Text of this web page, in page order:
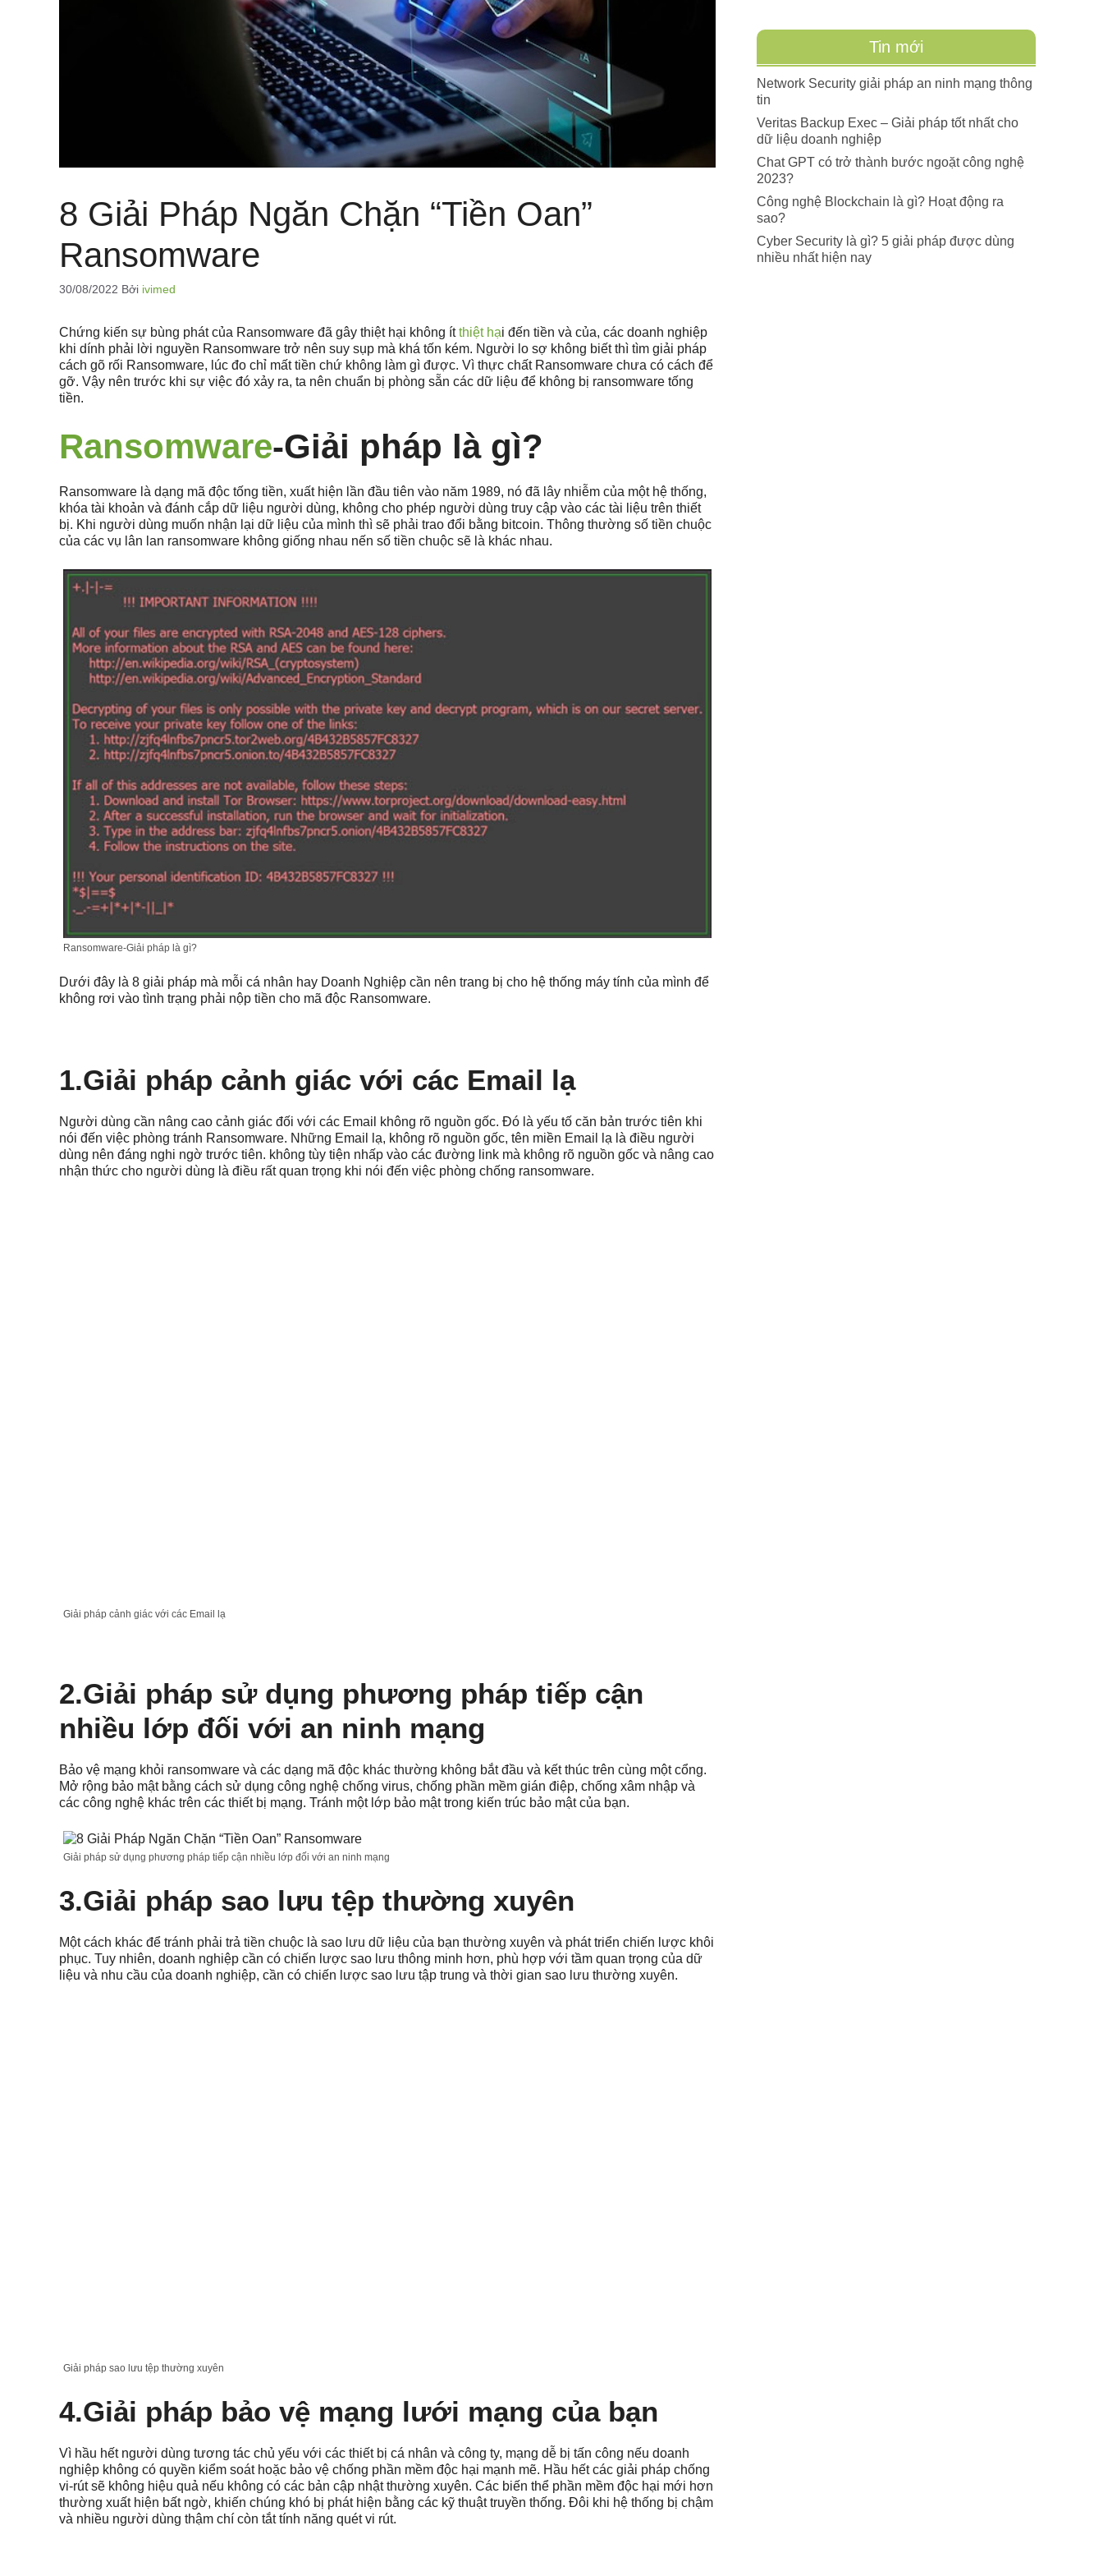
8 Giải Pháp Ngăn Chặn “Tiền Oan”
Ransomware
30/08/2022 Bởi ivimed
Chứng kiến sự bùng phát của Ransomware đã gây thiệt hại không ítthiệt hại đến tiền và của, các doanh nghiệp
khi dính phải lời nguyền Ransomware trở nên suy sụp mà khá tốn kém. Người lo sợ không biết thì tìm giải pháp
cách gõ rối Ransomware, lúc đo chỉ mất tiền chứ không làm gì được. Vì thực chất Ransomware chưa có cách để
gỡ. Vậy nên trước khi sự việc đó xảy ra, ta nên chuẩn bị phòng sẵn các dữ liệu để không bị ransomware tống
tiền.
Ransomware-Giải pháp là gì?
Ransomware là dạng mã độc tống tiền, xuất hiện lần đầu tiên vào năm 1989, nó đã lây nhiễm của một hệ thống,
khóa tài khoản và đánh cắp dữ liệu người dùng, không cho phép người dùng truy cập vào các tài liệu trên thiết
bị. Khi người dùng muốn nhận lại dữ liệu của mình thì sẽ phải trao đổi bằng bitcoin. Thông thường số tiền chuộc
của các vụ lân lan ransomware không giống nhau nến số tiền chuộc sẽ là khác nhau.
Ransomware-Giải pháp là gì?
Dưới đây là 8 giải pháp mà mỗi cá nhân hay Doanh Nghiệp cần nên trang bị cho hệ thống máy tính của mình để
không rơi vào tình trạng phải nộp tiền cho mã độc Ransomware.
1.Giải pháp cảnh giác với các Email lạ
Người dùng cần nâng cao cảnh giác đối với các Email không rõ nguồn gốc. Đó là yếu tố căn bản trước tiên khi
nói đến việc phòng tránh Ransomware. Những Email lạ, không rõ nguồn gốc, tên miền Email lạ là điều người
dùng nên đáng nghi ngờ trước tiên. không tùy tiện nhấp vào các đường link mà không rõ nguồn gốc và nâng cao
nhận thức cho người dùng là điều rất quan trọng khi nói đến việc phòng chống ransomware.
Giải pháp cảnh giác với các Email lạ
2.Giải pháp sử dụng phương pháp tiếp cận
nhiều lớp đối với an ninh mạng
Bảo vệ mạng khỏi ransomware và các dạng mã độc khác thường không bắt đầu và kết thúc trên cùng một cổng.
Mở rộng bảo mật bằng cách sử dụng công nghệ chống virus, chống phần mềm gián điệp, chống xâm nhập và
các công nghệ khác trên các thiết bị mạng. Tránh một lớp bảo mật trong kiến ​​trúc bảo mật của bạn.
Giải pháp sử dụng phương pháp tiếp cận nhiều lớp đối với an ninh mạng
3.Giải pháp sao lưu tệp thường xuyên
Một cách khác để tránh phải trả tiền chuộc là sao lưu dữ liệu của bạn thường xuyên và phát triển chiến lược khôi
phục. Tuy nhiên, doanh nghiệp cần có chiến lược sao lưu thông minh hơn, phù hợp với tầm quan trọng của dữ
liệu và nhu cầu của doanh nghiệp, cần có chiến lược sao lưu tập trung và thời gian sao lưu thường xuyên.
Tin mới
Network Security giải pháp an ninh mạng thông
tin
Veritas Backup Exec – Giải pháp tốt nhất cho
dữ liệu doanh nghiệp
Chat GPT có trở thành bước ngoặt công nghệ
2023?
Công nghệ Blockchain là gì? Hoạt động ra
sao?
Cyber Security là gì? 5 giải pháp được dùng
nhiều nhất hiện nay